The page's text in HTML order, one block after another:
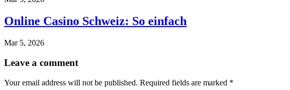
Online Casino Schweiz: So einfach
Mar 5, 2026
Leave a comment
Your email address will not be published. Required fields are marked *